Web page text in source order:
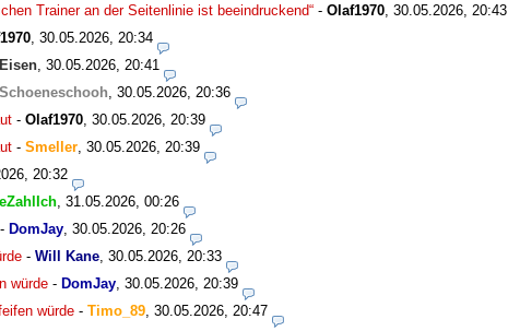
Trainer an der Seitenlinie ist beeindruckend“ - Olaf1970 30.05.2026, 20:43
30.05.2026, 20:34
Eisen 30.05.2026, 20:41
Schoeneschooh 30.05.2026, 20:36
- Olaf1970 30.05.2026, 20:39
- Smeller 30.05.2026, 20:39
20:32
31.05.2026, 00:26
- DomJay 30.05.2026, 20:26
- Will Kane 30.05.2026, 20:33
würde - DomJay 30.05.2026, 20:39
würde - Timo_89 30.05.2026, 20:47